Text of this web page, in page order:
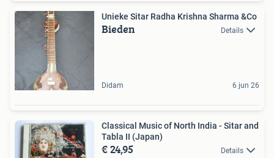
Unieke Sitar Radha Krishna Sharma &Co
Bieden Details
Didam 6 jun 26
Classical Music of North India - Sitar and
Tabla II (Japan)
€ 24,95 Details